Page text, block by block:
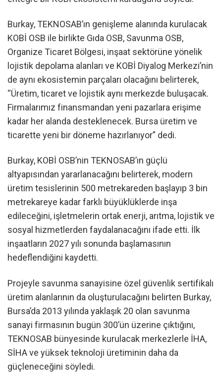
Burkay, TEKNOSAB’ın genişleme alanında kurulacak
KOBİ OSB ile birlikte Gıda OSB, Savunma OSB,
Organize Ticaret Bölgesi, inşaat sektörüne yönelik
lojistik depolama alanları ve KOBİ Diyalog Merkezi’nin
de aynı ekosistemin parçaları olacağını belirterek,
“Üretim, ticaret ve lojistik aynı merkezde buluşacak.
Firmalarımız finansmandan yeni pazarlara erişime
kadar her alanda desteklenecek. Bursa üretim ve
ticarette yeni bir döneme hazırlanıyor” dedi.
Burkay, KOBİ OSB’nin TEKNOSAB’ın güçlü
altyapısından yararlanacağını belirterek, modern
üretim tesislerinin 500 metrekareden başlayıp 3 bin
metrekareye kadar farklı büyüklüklerde inşa
edileceğini, işletmelerin ortak enerji, arıtma, lojistik ve
sosyal hizmetlerden faydalanacağını ifade etti. İlk
inşaatların 2027 yılı sonunda başlamasının
hedeflendiğini kaydetti.
Projeyle savunma sanayisine özel güvenlik sertifikalı
üretim alanlarının da oluşturulacağını belirten Burkay,
Bursa’da 2013 yılında yaklaşık 20 olan savunma
sanayi firmasının bugün 300’ün üzerine çıktığını,
TEKNOSAB bünyesinde kurulacak merkezlerle İHA,
SİHA ve yüksek teknoloji üretiminin daha da
güçleneceğini söyledi.